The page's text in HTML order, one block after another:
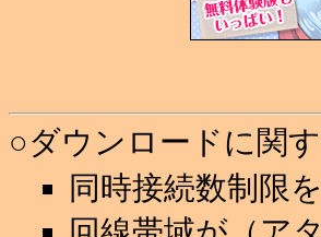
○ダウンロードに関
同時接続数制限